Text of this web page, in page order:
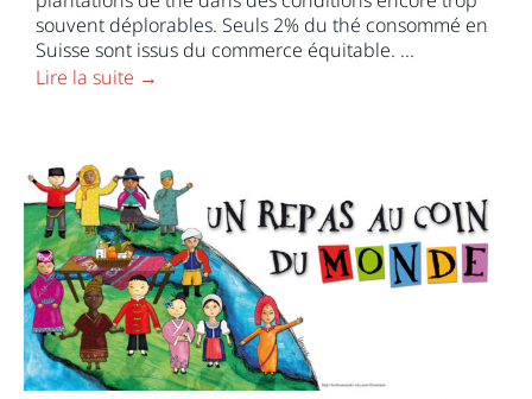
souvent déplorables. Seuls 2% du thé consommé en
Suisse sont issus du commerce équitable. ...
Lire la suite →